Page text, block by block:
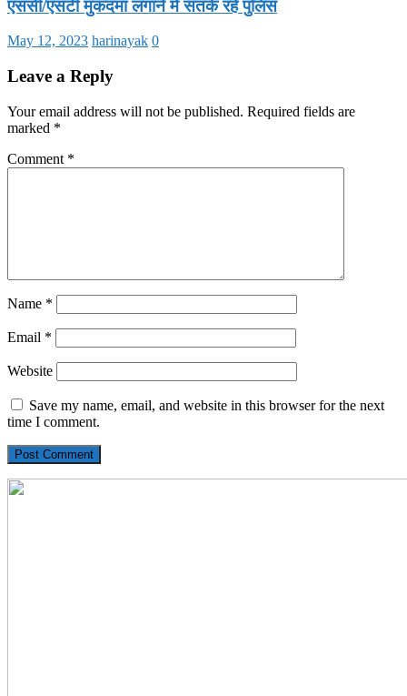
एससी/एसटी मुकदमा लगाने में सतर्क रहे पुलिस
May 12, 2023 harinayak 0
Leave a Reply
Your email address will not be published. Required fields are
marked *
Comment *
Name *
Email *
Website
Save my name, email, and website in this browser for the next
time I comment.